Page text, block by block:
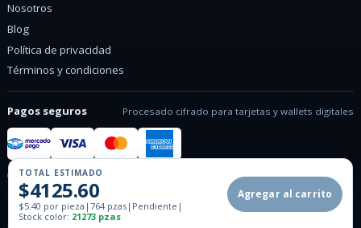
TOTAL ESTIMADO
$4125.60
$5.40 por pieza | 764 pzas | Pendiente |
Stock color: 21273 pzas
Agregar al carrito
Nosotros
Blog
Política de privacidad
Términos y condiciones
Pagos seguros Procesado cifrado para tarjetas y wallets digitales
Conexion SSL cifrada
© 2026 Tienda Promocionales. Todos los derechos reservados.